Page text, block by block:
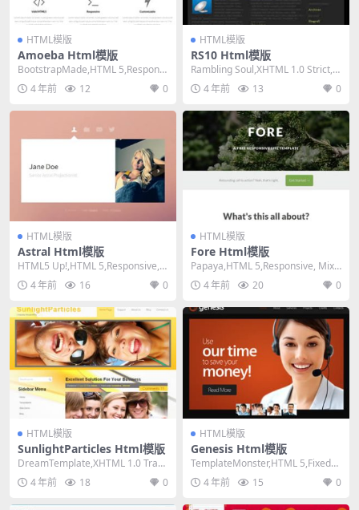
HTML模版
Amoeba Html模版
BootstrapMade,HTML 5,Responsi
ve, Mixed C...
4 年前 12 0
HTML模版
RS10 Html模版
Rambling Soul,XHTML 1.0 Strict,Fi
xed Wid...
4 年前 13 0
HTML模版
Astral Html模版
HTML5 Up!,HTML 5,Responsive, 1
Column,Da...
4 年前 16 0
HTML模版
Fore Html模版
Papaya,HTML 5,Responsive, Mixe
d Columns,...
4 年前 20 0
HTML模版
SunlightParticles Html模版
DreamTemplate,XHTML 1.0 Trans
itional,Fix...
4 年前 18 0
HTML模版
Genesis Html模版
TemplateMonster,HTML 5,Fixed
Width, Mixe...
4 年前 15 0